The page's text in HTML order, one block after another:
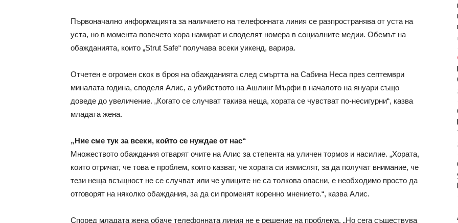
Първоначално информацията за наличието на телефонната линия се разпространява от уста на
уста, но в момента повечето хора намират и споделят номера в социалните медии. Обемът на
обажданията, които „Strut Safe“ получава всеки уикенд, варира.
Отчетен е огромен скок в броя на обажданията след смъртта на Сабина Неса през септември
миналата година, споделя Алис, а убийството на Ашлинг Мърфи в началото на януари също
доведе до увеличение. „Когато се случват такива неща, хората се чувстват по-несигурни“, казва
младата жена.
„Ние сме тук за всеки, който се нуждае от нас“
Множеството обаждания отварят очите на Алис за степента на уличен тормоз и насилие. „Хората,
които отричат, че това е проблем, които казват, че хората си измислят, за да получат внимание, че
тези неща всъщност не се случват или че улиците не са толкова опасни, е необходимо просто да
отговорят на няколко обаждания, за да си променят коренно мнението.“, казва Алис.
Според младата жена обаче телефонната линия не е решение на проблема. „Но сега съществува